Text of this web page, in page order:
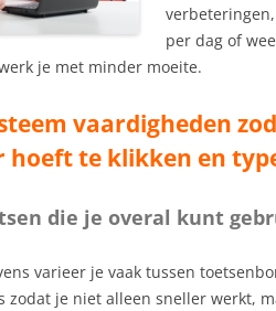
per dag of
je met minder moeite.
vaardigheden
hoeft te klikken en
die je overal kunt
varieer je vaak tussen
zodat je niet alleen sneller werkt,